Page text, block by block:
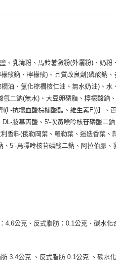
乳清粉、馬鈴薯澱粉(外灑粉)、奶粉
酸鈉、檸檬酸)、品質改良劑(磷酸鈉
油、氫化棕櫚核仁油、無水奶油)、水
二鈉(無水)、大豆卵磷脂、檸檬酸鈉
抗壞血酸棕櫚酸酯、維生素E))】、
胺基丙酸、5'-次黃嘌呤核苷磷酸二
香料(俄勒岡葉、羅勒葉、迷迭香葉、
5’-鳥嘌呤核苷磷酸二鈉、阿拉伯膠
公克、反式脂肪：0.1公克、碳水化
3.4公克 、反式脂肪 0.1公克 、碳水